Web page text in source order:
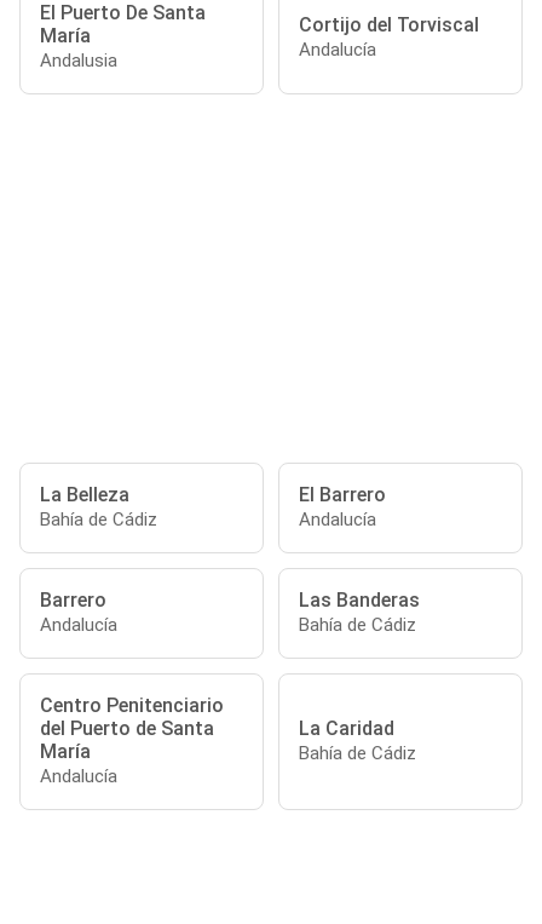
El Puerto De Santa
María
Andalusia
Cortijo del Torviscal
Andalucía
La Belleza
Bahía de Cádiz
El Barrero
Andalucía
Barrero
Andalucía
Las Banderas
Bahía de Cádiz
Centro Penitenciario
del Puerto de Santa
María
Andalucía
La Caridad
Bahía de Cádiz